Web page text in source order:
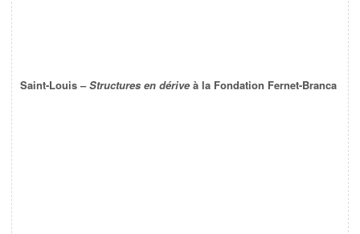
Saint-Louis –Structures en dérive à la Fondation Fernet-Branca